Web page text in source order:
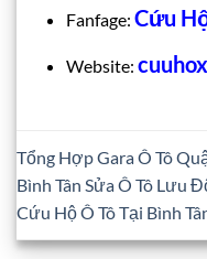
Fanfage: Cứu
Website:
Tổng Hợp Gara Ô Tô
Bình Tân Sửa Ô Tô Lưu
Cứu Hộ Ô Tô Tại Bình